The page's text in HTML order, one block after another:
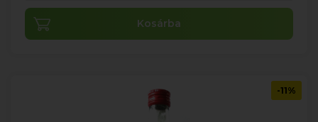
Kosárba
-11%